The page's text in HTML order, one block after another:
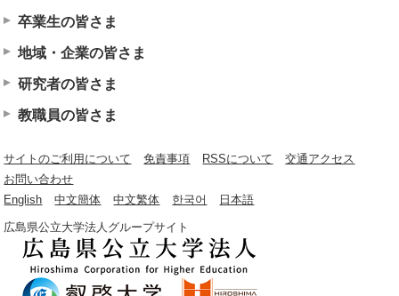
卒業生の皆さま
地域・企業の皆さま
研究者の皆さま
教職員の皆さま
サイトのご利用について 免責事項 RSSについて
交通アクセス
お問い合わせ
English
中文簡体 中文繁体 한국어 日本語
広島県公立大学法人グループサイト